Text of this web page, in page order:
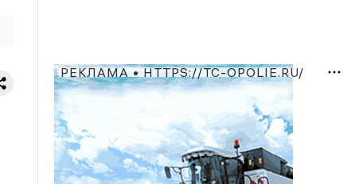
РЕКЛАМА • HTTPS://TC-OPOLIE.RU/